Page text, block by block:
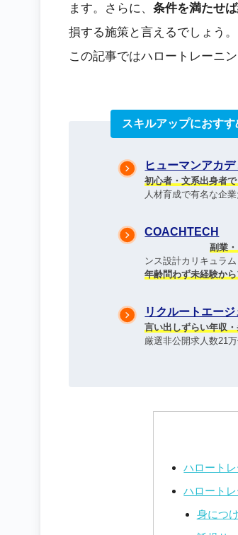
ます。さらに、 条件を満たせ
損する施策と言えるでしょう。
この記事ではハロートレーニ
スキルアップにおす
ヒューマンアカデ
初心者・文系出身者
人材育成で有名な企
COACHTECH
副業
ンス設計カリキュラ​ム
年齢問わず未経験か
リクルートエージ
言い出しずらい年収
厳選非公開求
ハロート
ハロート
身につ